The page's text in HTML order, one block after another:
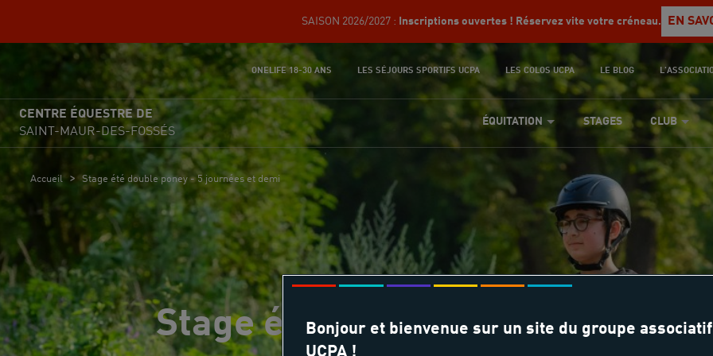
SAISON 2026/2027 : Inscriptions ouvertes ! Réservez vite votre créneau. EN
ONELIFE 18-30 ANS LES SÉJOURS SPORTIFS UCPA LES COLOS UCPA LE BLOG
CENTRE ÉQUESTRE DE
SAINT-MAUR-DES-FOSSÉS
ÉQUITATION STAGES CLUB
Accueil > Stage été double poney - 5 journées et demi
Stage été double poney - 5
Bonjour et bienvenue sur un site du groupe associatif
UCPA !